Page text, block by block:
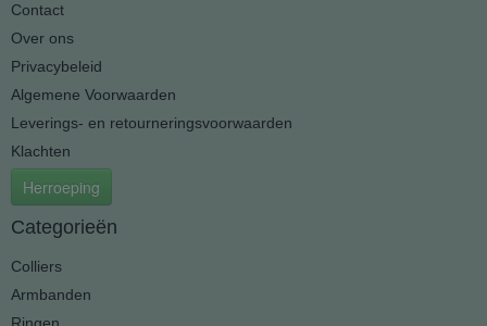
Contact
Over ons
Privacybeleid
Algemene Voorwaarden
Leverings- en retourneringsvoorwaarden
Klachten
Herroeping
Categorieën
Colliers
Armbanden